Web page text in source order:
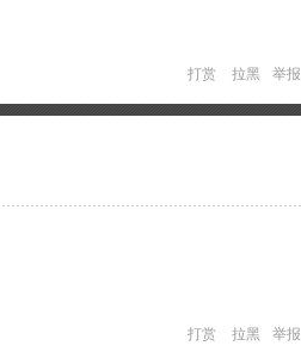
打赏 拉黑 举报
打赏 拉黑 举报